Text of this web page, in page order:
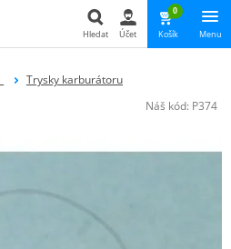
Hledat Účet
0
Košík Menu
Trysky karburátoru
Náš kód: P374